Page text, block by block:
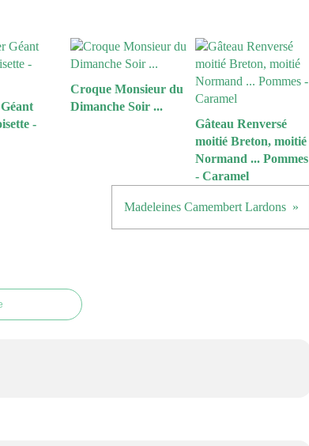
-
Croque Monsieur du
Dimanche Soir ...
Gâteau Renversé
moitié Breton, moitié
Normand ... Pommes
- Caramel
Madeleines Camembert Lardons